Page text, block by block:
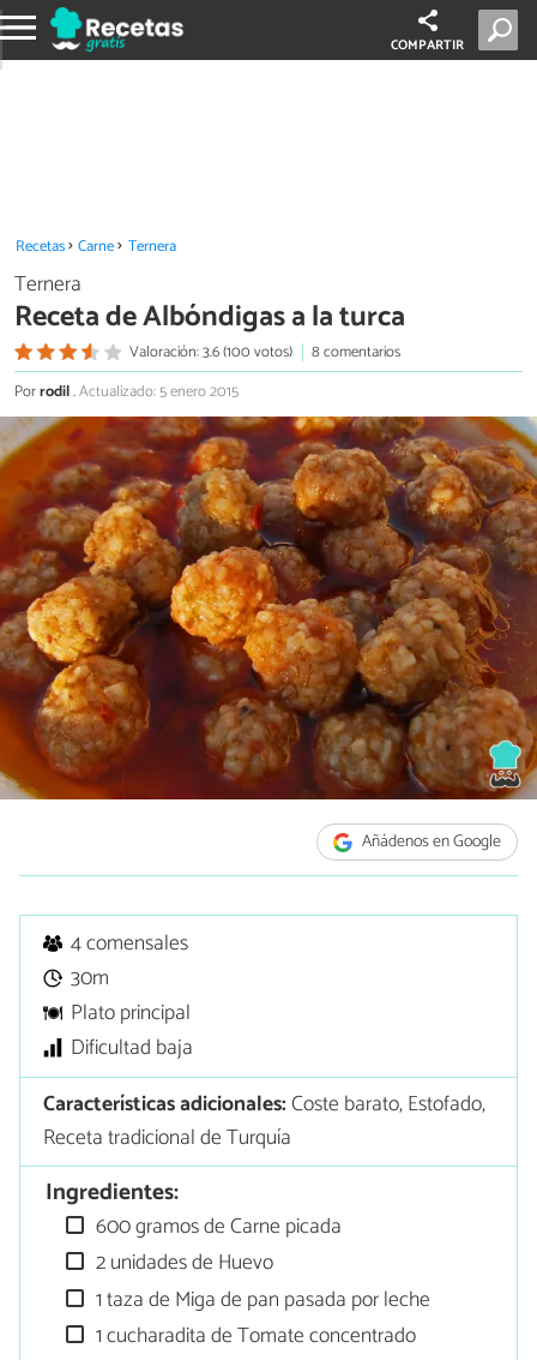
COMPARTIR
Recetas Carne Ternera
Ternera
Receta de Albóndigas a la turca
Valoración: 3.6 (100 votos)
8 comentarios
Porrodil.Actualizado: 5 enero 2015
Añádenos en Google
4 comensales
30m
Plato principal
Dificultad baja
Características adicionales:Coste barato, Estofado,
Receta tradicional de Turquía
Ingredientes:
600 gramos de Carne picada
2 unidades de Huevo
1 taza de Miga de pan pasada por leche
1 cucharadita de Tomate concentrado